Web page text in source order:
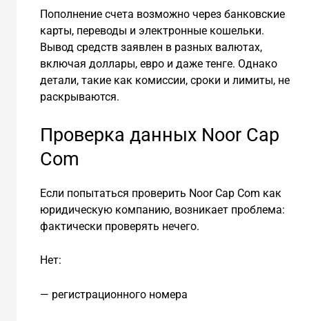
Пополнение счета возможно через банковские
карты, переводы и электронные кошельки.
Вывод средств заявлен в разных валютах,
включая доллары, евро и даже тенге. Однако
детали, такие как комиссии, сроки и лимиты, не
раскрываются.
Проверка данных Noor Cap
Com
Если попытаться проверить Noor Cap Com как
юридическую компанию, возникает проблема:
фактически проверять нечего.
Нет:
— регистрационного номера